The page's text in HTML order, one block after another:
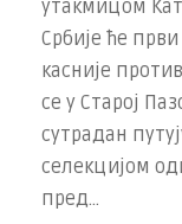
утакмицом
Србије ће
касније
се у Старој
сутрадан
селекцијом
пред...